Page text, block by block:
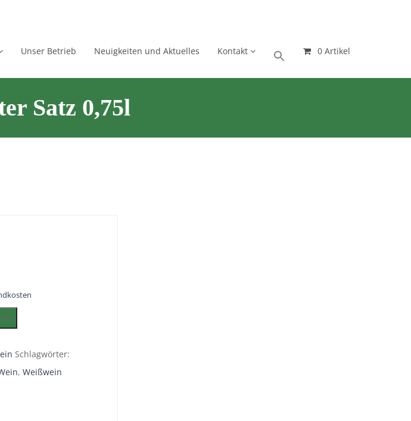
Unser Betrieb Neuigkeiten und Aktuelles Kontakt 0 Artikel
Satz 0,75l
Schlagwörter:
,Weißwein